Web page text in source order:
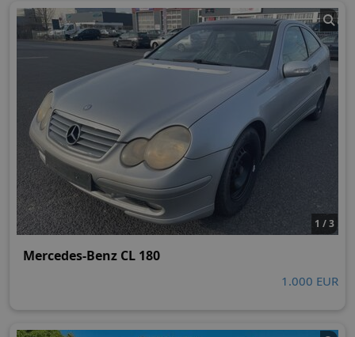
1 / 3
Mercedes-Benz CL 180
1.000 EUR